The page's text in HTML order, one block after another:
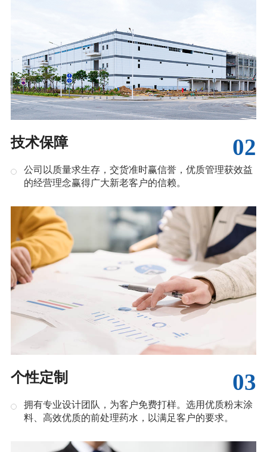
02
技术保障
公司以质量求生存，交货准时赢信誉，优质管理获效益
的经营理念赢得广大新老客户的信赖。
03
个性定制
拥有专业设计团队，为客户免费打样。选用优质粉末涂
料、高效优质的前处理药水，以满足客户的要求。